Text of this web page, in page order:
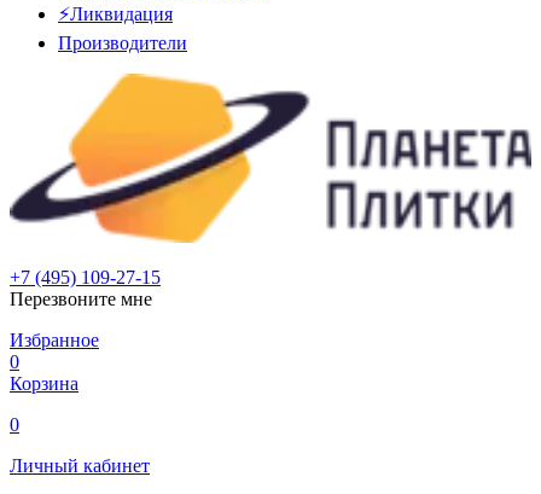
⚡Ликвидация
Производители
+7 (495) 109-27-15
Перезвоните мне
Избранное
0
Корзина
0
Личный кабинет